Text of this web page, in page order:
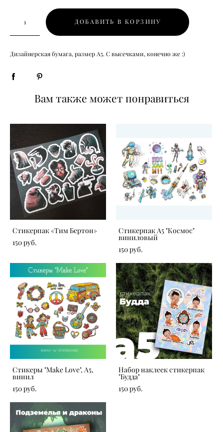
ДОБАВИТЬ В КОРЗИНУ
Дизайнерская бумага, размер А5. С высечками, конечно же :)
Вам также может понравиться
Стикерпак «Тим Бертон»
150 pуб.
Стикерпак А5 "Космос"
виниловый
150 pуб.
Стикеры "Make Love", А5,
винил
150 pуб.
Набор наклеек стикерпак
"Будда"
150 pуб.